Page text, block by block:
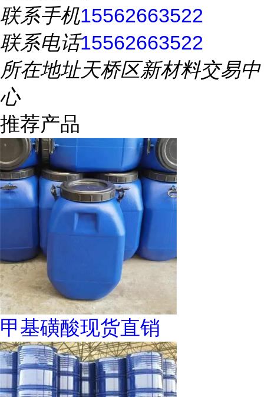
联系手机15562663522
联系电话15562663522
所在地址天桥区新材料交易中
心
推荐产品
甲基磺酸现货直销